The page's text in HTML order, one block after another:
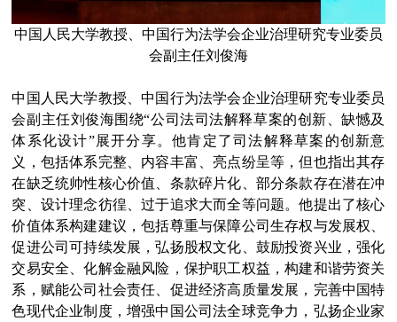
中国人民大学教授、中国行为法学会企业治理研究专业委员
会副主任刘俊海
中国人民大学教授、中国行为法学会企业治理研究专业委员
会副主任刘俊海围绕“公司法司法解释草案的创新、缺憾及
体系化设计”展开分享。他肯定了司法解释草案的创新意
义，包括体系完整、内容丰富、亮点纷呈等，但也指出其存
在缺乏统帅性核心价值、条款碎片化、部分条款存在潜在冲
突、设计理念彷徨、过于追求大而全等问题。他提出了核心
价值体系构建建议，包括尊重与保障公司生存权与发展权、
促进公司可持续发展，弘扬股权文化、鼓励投资兴业，强化
交易安全、化解金融风险，保护职工权益，构建和谐劳资关
系，赋能公司社会责任、促进经济高质量发展，完善中国特
色现代企业制度，增强中国公司法全球竞争力，弘扬企业家